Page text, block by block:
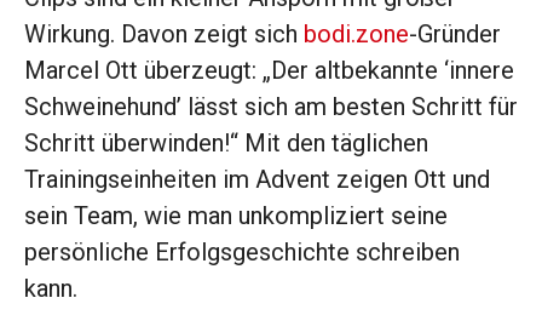
Wirkung. Davon zeigt sich bodi.zone-Gründer
Marcel Ott überzeugt: „Der altbekannte ‘innere
Schweinehund’ lässt sich am besten Schritt für
Schritt überwinden!“ Mit den täglichen
Trainingseinheiten im Advent zeigen Ott und
sein Team, wie man unkompliziert seine
persönliche Erfolgsgeschichte schreiben
kann.